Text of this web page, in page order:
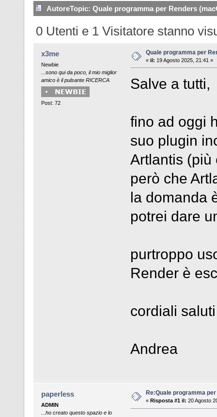
AutoreTopic: Quale programma per Renders
0 Utenti e 1 Visitatore stanno
x3me
Newbie
...sono qui da poco, il mio miglior
amico è il pulsante RICERCA
Post: 72
Quale programma per
« il: 19 Agosto 2025, 21:41 »
Salve a tutti,
fino ad oggi
suo plugin
Artlantis (più
però che
la domanda
potrei dare
purtroppo
Render è
cordiali saluti
Andrea
paperless
ADMIN
...ho creato questo spazio e lo
Re:Quale programma
« Risposta #1 il: 20 Agosto